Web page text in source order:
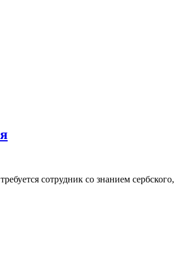
сотрудник со знанием сербского,